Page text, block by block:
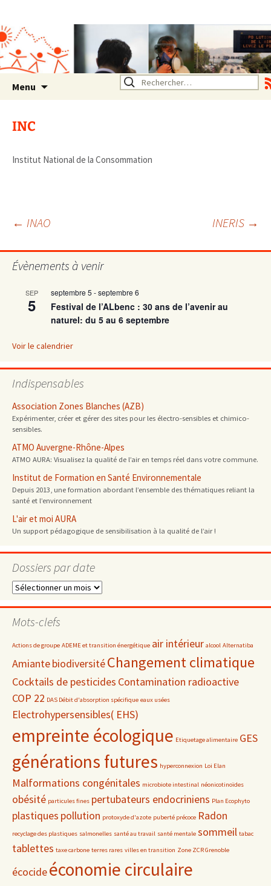
Rhône Alpes
Un environnement sain pour
la santé de tous
Menu Rechercher :
INC
Institut National de la Consommation
Navigation
des
articles
← INAO INERIS →
Évènements à venir
SEP
5
septembre 5 -septembre 6
Festival de l’ALbenc : 30 ans de l’avenir au
naturel: du 5 au 6 septembre
Voir le calendrier
Indispensables
Association Zones Blanches (AZB)
Expérimenter, créer et gérer des sites pour les électro-sensibles et chimico-
sensibles.
ATMO Auvergne-Rhône-Alpes
ATMO AURA: Visualisez la qualité de l’air en temps réel dans votre commune.
Institut de Formation en Santé Environnementale
Depuis 2013, une formation abordant l’ensemble des thématiques reliant la
santé et l’environnement
L'air et moi AURA
Un support pédagogique de sensibilisation à la qualité de l’air !
Dossiers par date
Dossiers
date
Mots-clefs
Actions de groupe ADEME et transition énergétique air intérieur alcool Alternatiba
AmiantebiodiversitéChangement climatique
Cocktails de pesticides Contamination radioactive
COP 22 DAS Débit d'absorption spécifique eaux usées
Electrohypersensibles( EHS)
empreinte écologique Etiquetage alimentaire GES
générations futures hyperconnexion Loi Elan
Malformations congénitales microbiote intestinal néonicotinoïdes
obésité particules fines pertubateurs endocriniens Plan Ecophyto
plastiques pollution protoxyde d'azote puberté précoce Radon
recyclage des plastiques salmonelles santé au travail santé mentale sommeil tabac
tablettes taxe carbone terres rares villes en transition Zone ZCR Grenoble
écocideéconomie circulaire